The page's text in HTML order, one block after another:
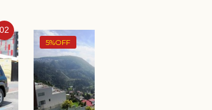
03
5%OFF